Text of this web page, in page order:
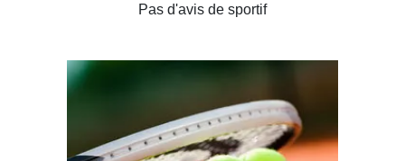
Pas d'avis de sportif